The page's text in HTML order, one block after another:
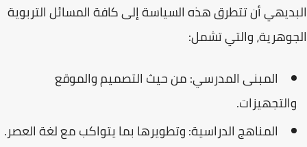
البديهي أن تتطرق هذه السياسة إلى كافة المسائل التربوية
الجوهرية، والتي تشمل:
المبنى المدرسي:من حيث التصميم والموقع
والتجهيزات.
المناهج الدراسية:وتطويرها بما يتواكب مع لغة العصر.